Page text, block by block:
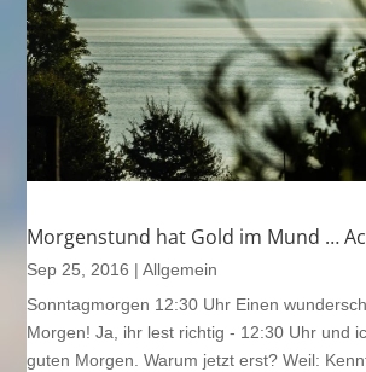
Morgenstund hat Gold im Mund …
Sep 25, 2016 |Allgemein
Sonntagmorgen 12:30 Uhr Einen
Morgen! Ja, ihr lest richtig - 12:30 Uhr und
guten Morgen. Warum jetzt erst? Weil: